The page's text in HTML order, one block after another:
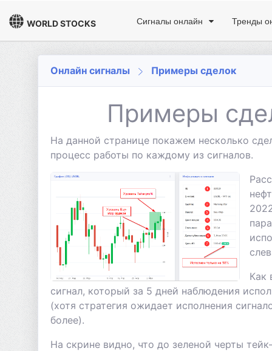
WORLD STOCKS Сигналы онлайн Тренды
Онлайн сигналы Примеры сделок
Примеры
На данной странице покажем несколько
процесс работы по каждому из сигналов.
Как
сигнал, который за 5 дней наблюдения
(хотя стратегия ожидает исполнения
более).
На скрине видно, что до зеленой черты